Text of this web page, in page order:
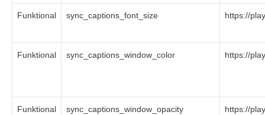
Funktional sync_captions_font_size https://
Funktional sync_captions_window_color https://
Funktional sync_captions_window_opacity https://